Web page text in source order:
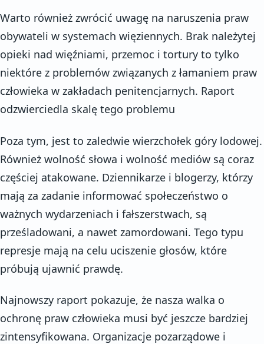
Warto również zwrócić uwagę na naruszenia praw
obywateli w systemach więziennych. Brak należytej
opieki nad więźniami, przemoc i tortury to tylko
niektóre z problemów związanych z łamaniem praw
człowieka w zakładach penitencjarnych. Raport
odzwierciedla skalę tego problemu
Poza tym, jest to zaledwie wierzchołek góry lodowej.
Również wolność słowa i wolność mediów są coraz
częściej atakowane. Dziennikarze i blogerzy, którzy
mają za zadanie informować społeczeństwo o
ważnych wydarzeniach i fałszerstwach, są
prześladowani, a nawet zamordowani. Tego typu
represje mają na celu uciszenie głosów, które
próbują ujawnić prawdę.
Najnowszy raport pokazuje, że nasza walka o
ochronę praw człowieka musi być jeszcze bardziej
zintensyfikowana. Organizacje pozarządowe i